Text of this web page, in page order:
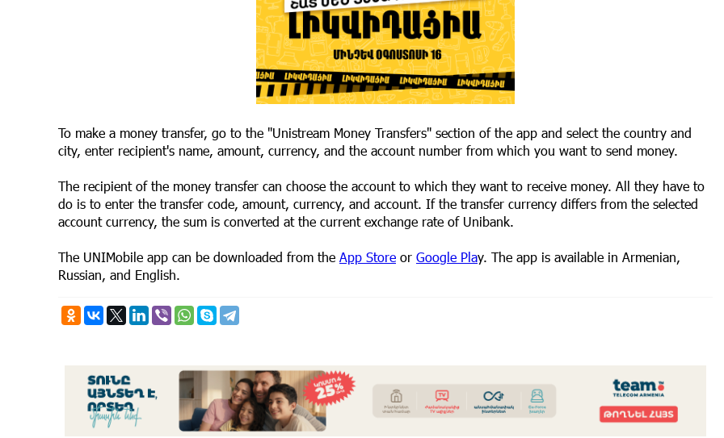
To make a money transfer, go to the "Unistream Money Transfers" section of the app and select the country and
city, enter recipient's name, amount, currency, and the account number from which you want to send money.
The recipient of the money transfer can choose the account to which they want to receive money. All they have to
do is to enter the transfer code, amount, currency, and account. If the transfer currency differs from the selected
account currency, the sum is converted at the current exchange rate of Unibank.
The UNIMobile app can be downloaded from the App Store or Google Play. The app is available in Armenian,
Russian, and English.